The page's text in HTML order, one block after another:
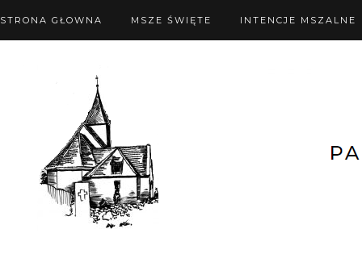
STRONA GŁOWNA MSZE ŚWIĘTE INTENCJE MSZALNE